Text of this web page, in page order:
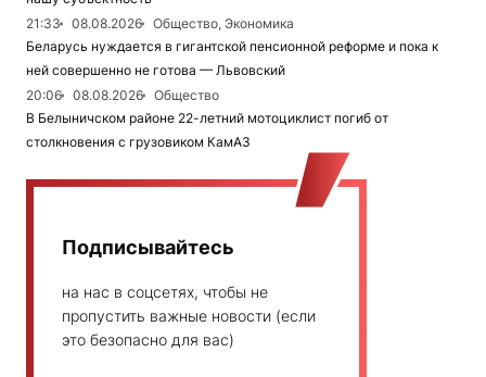
21:33
08.08.2026
Общество, Экономика
Беларусь нуждается в гигантской пенсионной реформе и пока к
ней совершенно не готова — Львовский
20:06
08.08.2026
Общество
В Белыничском районе 22-летний мотоциклист погиб от
столкновения с грузовиком КамАЗ
Подписывайтесь
на нас в соцсетях, чтобы не
пропустить важные новости (если
это безопасно для вас)